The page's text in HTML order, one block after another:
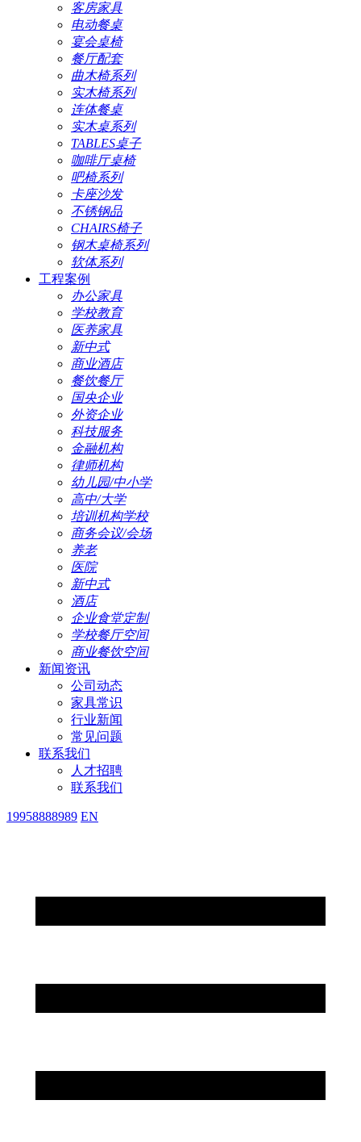
客房家具
电动餐桌
宴会桌椅
餐厅配套
曲木椅系列
实木椅系列
连体餐桌
实木桌系列
TABLES桌子
咖啡厅桌椅
吧椅系列
卡座沙发
不锈钢品
CHAIRS椅子
钢木桌椅系列
软体系列
工程案例
办公家具
学校教育
医养家具
新中式
商业酒店
餐饮餐厅
国央企业
外资企业
科技服务
金融机构
律师机构
幼儿园/中小学
高中/大学
培训机构学校
商务会议/会场
养老
医院
新中式
酒店
企业食堂定制
学校餐厅空间
商业餐饮空间
新闻资讯
公司动态
家具常识
行业新闻
常见问题
联系我们
人才招聘
联系我们
19958888989 EN